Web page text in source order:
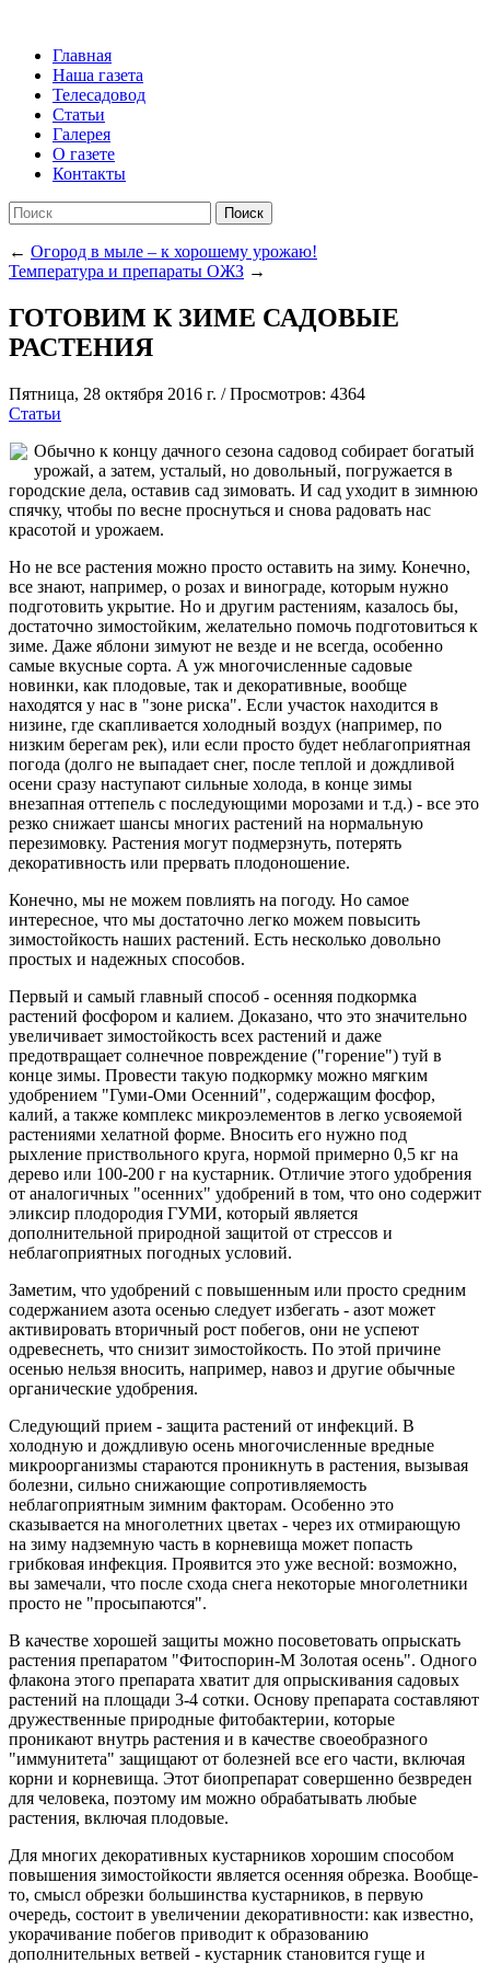
Главная
Наша газета
Телесадовод
Статьи
Галерея
О газете
Контакты
Поиск
← Огород в мыле – к хорошему урожаю!
Температура и препараты ОЖЗ →
ГОТОВИМ К ЗИМЕ САДОВЫЕ
РАСТЕНИЯ
Пятница, 28 октября 2016 г. /Просмотров: 4364
Статьи
Обычно к концу дачного сезона садовод собирает богатый
урожай, а затем, усталый, но довольный, погружается в
городские дела, оставив сад зимовать. И сад уходит в зимнюю
спячку, чтобы по весне проснуться и снова радовать нас
красотой и урожаем.
Но не все растения можно просто оставить на зиму. Конечно,
все знают, например, о розах и винограде, которым нужно
подготовить укрытие. Но и другим растениям, казалось бы,
достаточно зимостойким, желательно помочь подготовиться к
зиме. Даже яблони зимуют не везде и не всегда, особенно
самые вкусные сорта. А уж многочисленные садовые
новинки, как плодовые, так и декоративные, вообще
находятся у нас в "зоне риска". Если участок находится в
низине, где скапливается холодный воздух (например, по
низким берегам рек), или если просто будет неблагоприятная
погода (долго не выпадает снег, после теплой и дождливой
осени сразу наступают сильные холода, в конце зимы
внезапная оттепель с последующими морозами и т.д.) - все это
резко снижает шансы многих растений на нормальную
перезимовку. Растения могут подмерзнуть, потерять
декоративность или прервать плодоношение.
Конечно, мы не можем повлиять на погоду. Но самое
интересное, что мы достаточно легко можем повысить
зимостойкость наших растений. Есть несколько довольно
простых и надежных способов.
Первый и самый главный способ - осенняя подкормка
растений фосфором и калием. Доказано, что это значительно
увеличивает зимостойкость всех растений и даже
предотвращает солнечное повреждение ("горение") туй в
конце зимы. Провести такую подкормку можно мягким
удобрением "Гуми-Оми Осенний", содержащим фосфор,
калий, а также комплекс микроэлементов в легко усвояемой
растениями хелатной форме. Вносить его нужно под
рыхление приствольного круга, нормой примерно 0,5 кг на
дерево или 100-200 г на кустарник. Отличие этого удобрения
от аналогичных "осенних" удобрений в том, что оно содержит
эликсир плодородия ГУМИ, который является
дополнительной природной защитой от стрессов и
неблагоприятных погодных условий.
Заметим, что удобрений с повышенным или просто средним
содержанием азота осенью следует избегать - азот может
активировать вторичный рост побегов, они не успеют
одревеснеть, что снизит зимостойкость. По этой причине
осенью нельзя вносить, например, навоз и другие обычные
органические удобрения.
Следующий прием - защита растений от инфекций. В
холодную и дождливую осень многочисленные вредные
микроорганизмы стараются проникнуть в растения, вызывая
болезни, сильно снижающие сопротивляемость
неблагоприятным зимним факторам. Особенно это
сказывается на многолетних цветах - через их отмирающую
на зиму надземную часть в корневища может попасть
грибковая инфекция. Проявится это уже весной: возможно,
вы замечали, что после схода снега некоторые многолетники
просто не "просыпаются".
В качестве хорошей защиты можно посоветовать опрыскать
растения препаратом "Фитоспорин-М Золотая осень". Одного
флакона этого препарата хватит для опрыскивания садовых
растений на площади 3-4 сотки. Основу препарата составляют
дружественные природные фитобактерии, которые
проникают внутрь растения и в качестве своеобразного
"иммунитета" защищают от болезней все его части, включая
корни и корневища. Этот биопрепарат совершенно безвреден
для человека, поэтому им можно обрабатывать любые
растения, включая плодовые.
Для многих декоративных кустарников хорошим способом
повышения зимостойкости является осенняя обрезка. Вообще-
то, смысл обрезки большинства кустарников, в первую
очередь, состоит в увеличении декоративности: как известно,
укорачивание побегов приводит к образованию
дополнительных ветвей - кустарник становится гуще и